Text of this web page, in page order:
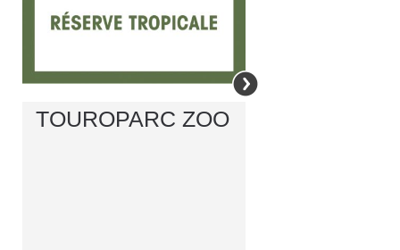
TOUROPARC ZOO